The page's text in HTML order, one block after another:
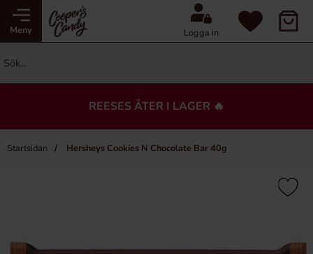
Meny Logga in
REESES ÅTER I LAGER 🔥
Startsidan Hersheys Cookies N Chocolate Bar 40g